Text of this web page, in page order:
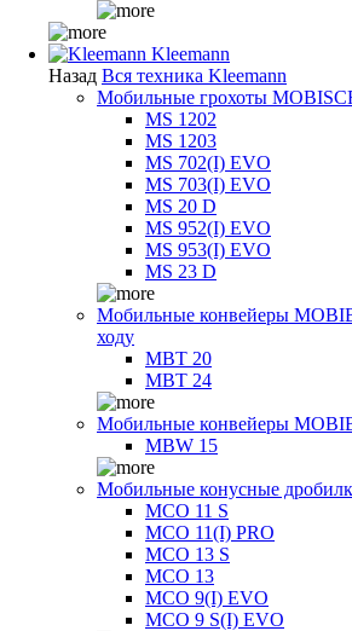
Kleemann
Назад Вся техника Kleemann
Мобильные грохоты
MS 1202
MS 1203
MS 702(I) EVO
MS 703(I) EVO
MS 20 D
MS 952(I) EVO
MS 953(I) EVO
MS 23 D
Мобильные конвейеры
ходу
MBT 20
MBT 24
Мобильные конвейеры
MBW 15
Мобильные конусные
MCO 11 S
MCO 11(I) PRO
MCO 13 S
MCO 13
MCO 9(I) EVO
MCO 9 S(I) EVO